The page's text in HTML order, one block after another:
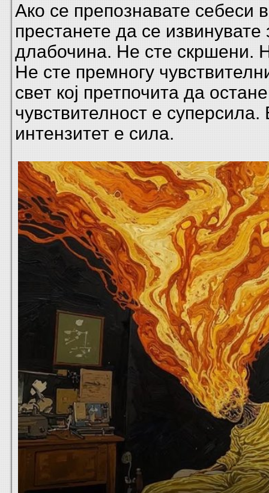
Ако се препознавате себеси
престанете да се
длабочина. Не сте скршени.
Не сте премногу
свет кој претпочита да
чувствителност е
интензитет е сила.